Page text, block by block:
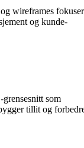
wireframes
og kunde-
grensesnitt som
tillit og